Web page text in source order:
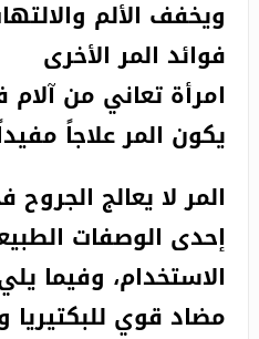
ويخفف الألم
فوائد المر الأخرى
امرأة تعاني من
يكون المر علاجاً
المر لا يعالج
إحدى الوصفات
الاستخدام، وفيما
مضاد قوي للبكتيريا